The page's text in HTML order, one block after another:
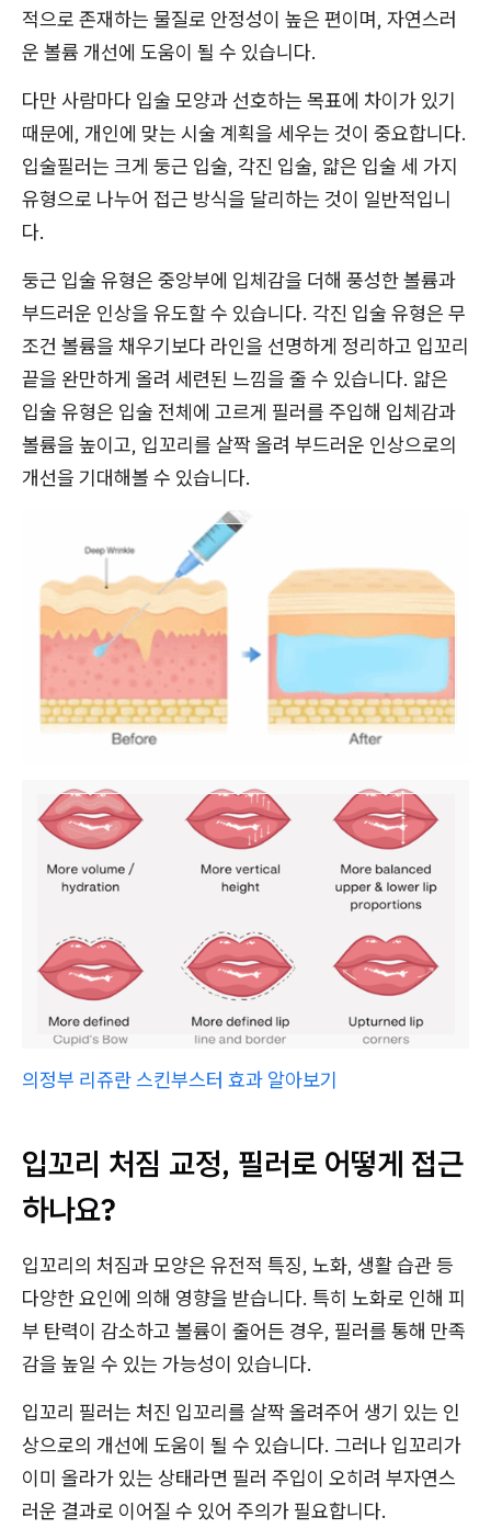
적으로 존재하는 물질로 안정성이 높은 편이며, 자연스러
운 볼륨 개선에 도움이 될 수 있습니다.
다만 사람마다 입술 모양과 선호하는 목표에 차이가 있기
때문에, 개인에 맞는 시술 계획을 세우는 것이 중요합니다.
입술필러는 크게 둥근 입술, 각진 입술, 얇은 입술 세 가지
유형으로 나누어 접근 방식을 달리하는 것이 일반적입니
다.
둥근 입술 유형은 중앙부에 입체감을 더해 풍성한 볼륨과
부드러운 인상을 유도할 수 있습니다. 각진 입술 유형은 무
조건 볼륨을 채우기보다 라인을 선명하게 정리하고 입꼬리
끝을 완만하게 올려 세련된 느낌을 줄 수 있습니다. 얇은
입술 유형은 입술 전체에 고르게 필러를 주입해 입체감과
볼륨을 높이고, 입꼬리를 살짝 올려 부드러운 인상으로의
개선을 기대해볼 수 있습니다.
의정부 리쥬란 스킨부스터 효과 알아보기
입꼬리 처짐 교정, 필러로 어떻게 접근
하나요?
입꼬리의 처짐과 모양은 유전적 특징, 노화, 생활 습관 등
다양한 요인에 의해 영향을 받습니다. 특히 노화로 인해 피
부 탄력이 감소하고 볼륨이 줄어든 경우, 필러를 통해 만족
감을 높일 수 있는 가능성이 있습니다.
입꼬리 필러는 처진 입꼬리를 살짝 올려주어 생기 있는 인
상으로의 개선에 도움이 될 수 있습니다. 그러나 입꼬리가
이미 올라가 있는 상태라면 필러 주입이 오히려 부자연스
러운 결과로 이어질 수 있어 주의가 필요합니다.